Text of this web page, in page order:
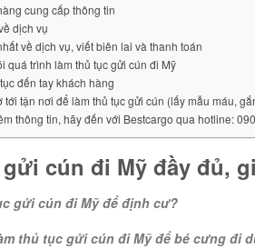
cung cấp thông tin
dịch vụ
về dịch vụ, viết biên lai và thanh toán
quá trình làm thủ tục gửi cún đi Mỹ
đến tay khách hàng
tới tận nơi để làm thủ tục gửi cún (lấy mẫu máu,
thông tin, hãy đến với Bestcargo qua hotline:
cún đi Mỹ đầy đủ,
gửi cún đi Mỹ để định cư?
thủ tục gửi cún đi Mỹ để bé cưng đi